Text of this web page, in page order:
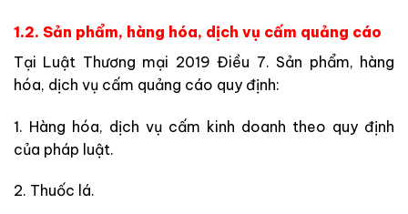
1.2. Sản phẩm, hàng hóa, dịch vụ cấm quảng cáo
Tại Luật Thương mại 2019 Điều 7. Sản phẩm, hàng
hóa, dịch vụ cấm quảng cáo quy định:
1. Hàng hóa, dịch vụ cấm kinh doanh theo quy định
của pháp luật.
2. Thuốc lá.